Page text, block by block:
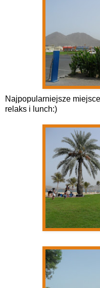
Najpopularniejsze
relaks i lunch:)